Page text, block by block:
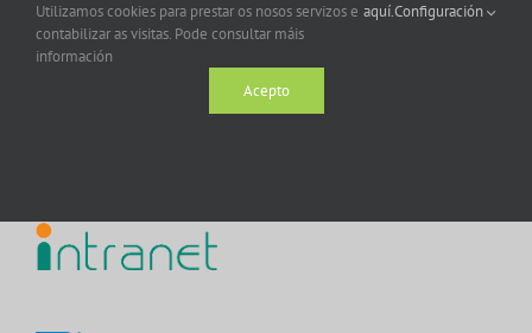
Utilizamos cookies para prestar os nosos servizos e
contabilizar as visitas. Pode consultar máis
información
aquí.Configuración
Acepto